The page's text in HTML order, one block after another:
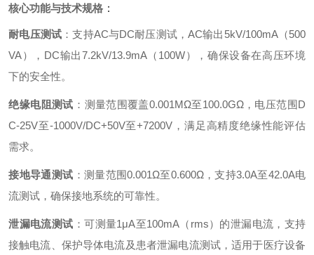
核心功能与技术规格 ‌：
耐电压测试 ‌：支持AC与DC耐压测试，AC输出5kV/100mA（500
VA），DC输出7.2kV/13.9mA（100W），确保设备在高压环境
下的安全性。
绝缘电阻测试 ‌：测量范围覆盖0.001MΩ至100.0GΩ，电压范围D
C-25V至-1000V/DC+50V至+7200V，满足高精度绝缘性能评估
需求。
接地导通测试 ‌：测量范围0.001Ω至0.600Ω，支持3.0A至42.0A电
流测试，确保接地系统的可靠性。
泄漏电流测试 ‌：可测量1μA至100mA（rms）的泄漏电流，支持
接触电流、保护导体电流及患者泄漏电流测试，适用于医疗设备